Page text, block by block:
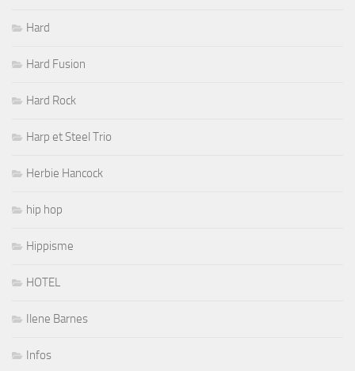
Hard
Hard Fusion
Hard Rock
Harp et Steel Trio
Herbie Hancock
hip hop
Hippisme
HOTEL
Ilene Barnes
Infos